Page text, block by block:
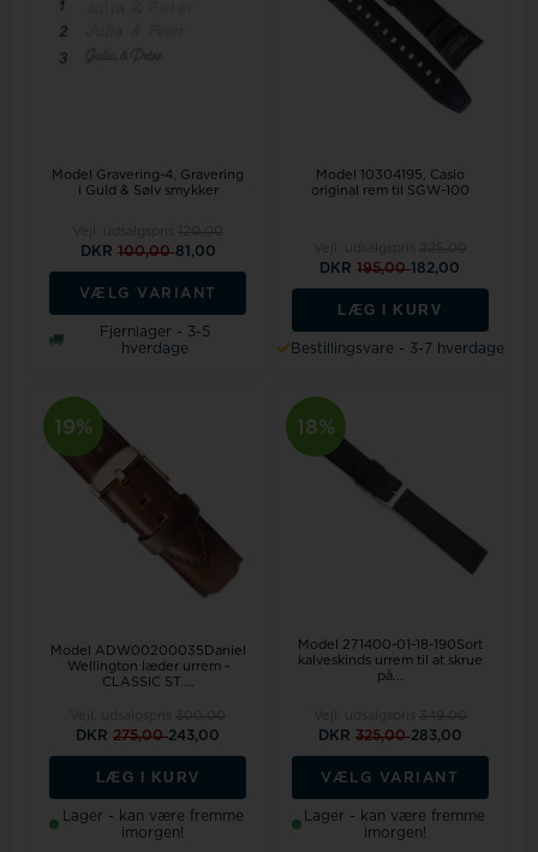
Model Gravering-4
Gravering
i Guld & Sølv smykker
DKR 100,0081,00
VÆLG VARIANT
Fjernlager - 3-5
hverdage
Model 10304195
Casio
original rem til SGW-100
DKR195,00182,00
LÆG I KURV
Bestillingsvare - 3-7 hverdage
19%
Model ADW00200035Daniel
Wellington læder urrem -
CLASSIC ST....
DKR275,00243,00
LÆG I KURV
Lager - kan være fremme
imorgen!
18%
Model 271400-01-18-190Sort
kalveskinds urrem til at skrue
på...
DKR 325,00283,00
VÆLG VARIANT
Lager - kan være fremme
imorgen!